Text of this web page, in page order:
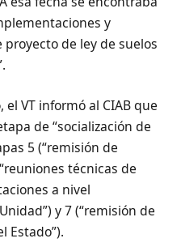
y
de ley de suelos
VT informó al CIAB que
de “socialización de
5 (“remisión de
técnicas de
a nivel
y 7 (“remisión de
Estado”).